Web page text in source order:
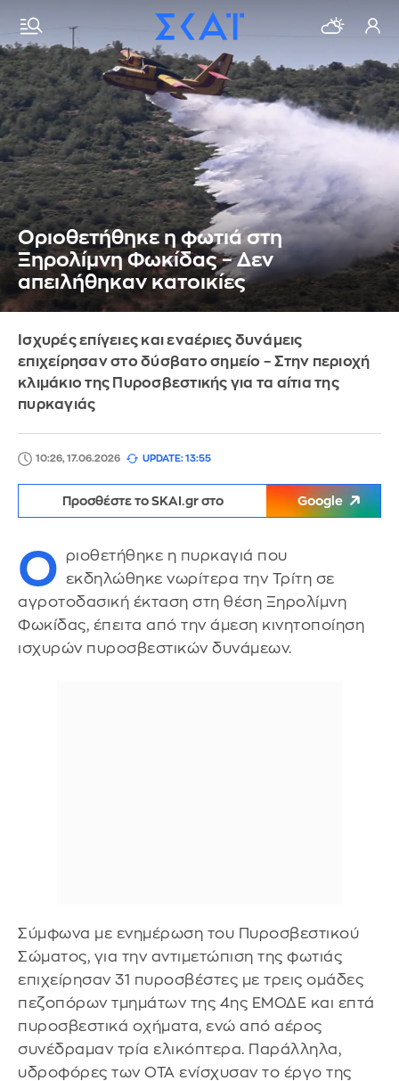
Οριοθετήθηκε η φωτιά στη
Ξηρολίμνη Φωκίδας – Δεν
απειλήθηκαν κατοικίες
Ισχυρές επίγειες και εναέριες δυνάμεις
επιχείρησαν στο δύσβατο σημείο – Στην περιοχή
κλιμάκιο της Πυροσβεστικής για τα αίτια της
πυρκαγιάς
10:26, 17.06.2026 UPDATE: 13:55
Προσθέστε το SKAI.gr στο Google
Ο
ριοθετήθηκε η πυρκαγιά που
εκδηλώθηκε νωρίτερα την Τρίτη σε
αγροτοδασική έκταση στη θέση Ξηρολίμνη
Φωκίδας, έπειτα από την άμεση κινητοποίηση
ισχυρών πυροσβεστικών δυνάμεων.
Σύμφωνα με ενημέρωση του Πυροσβεστικού
Σώματος, για την αντιμετώπιση της φωτιάς
επιχείρησαν 31 πυροσβέστες με τρεις ομάδες
πεζοπόρων τμημάτων της 4ης ΕΜΟΔΕ και επτά
πυροσβεστικά οχήματα, ενώ από αέρος
συνέδραμαν τρία ελικόπτερα. Παράλληλα,
υδροφόρες των ΟΤΑ ενίσχυσαν το έργο της